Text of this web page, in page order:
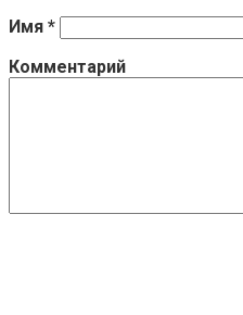
Имя *
Комментарий